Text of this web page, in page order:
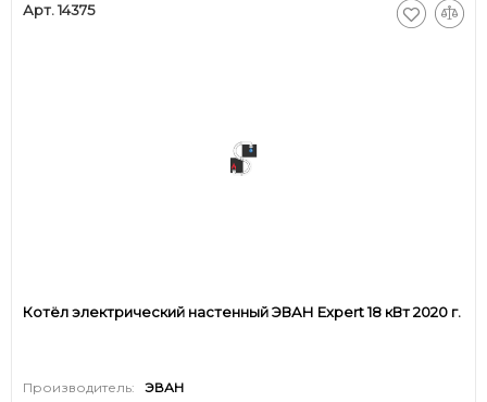
Арт. 14375
Котёл электрический настенный ЭВАН Expert 18 кВт 2020 г.
Производитель:
ЭВАН